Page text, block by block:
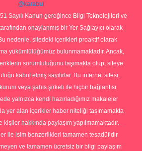
@karabul
Sayılı Kanun gereğince Bilgi Teknolojileri ve
onaylanmış bir Yer Sağlayıcı olarak
nedenle, sitedeki içerikleri proaktif olarak
yükümlülüğümüz bulunmamaktadır. Ancak,
sorumluluğunu taşımakta olup, siteye
kabul etmiş sayılırlar. Bu internet sitesi,
veya şahıs şirketi ile hiçbir bağlantısı
yalnızca kendi hazırladığımız makaleler
yer alan içerikler haber niteliği taşımamakta
hakkında paylaşım yapılmamaktadır.
ile isim benzerlikleri tamamen tesadüfidir.
ve tamamen ücretsiz bir bilgi paylaşım